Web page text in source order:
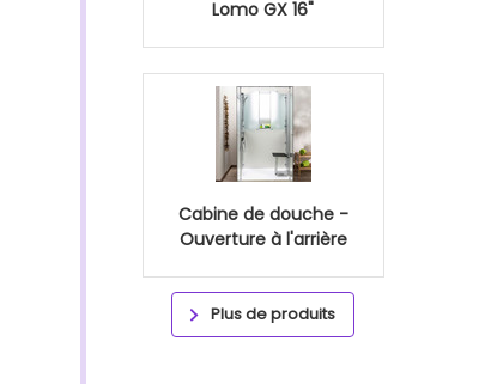
Lomo GX 16"
Cabine de douche -
Ouverture à l'arrière
Plus de produits